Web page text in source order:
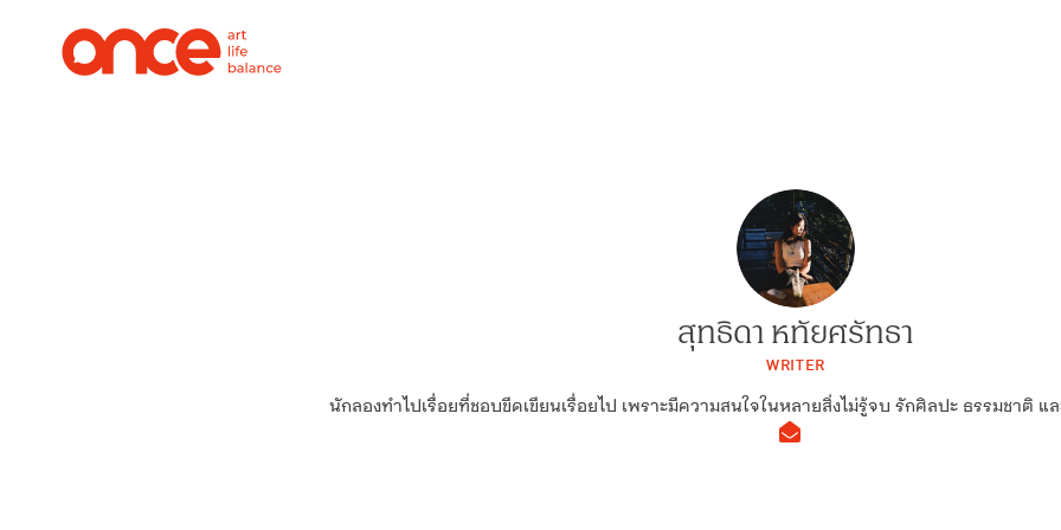
สุทธิดา หทัยศรัทธา
WRITER
นักลองทำไปเรื่อยที่ชอบขีดเขียนเรื่อยไป เพราะมีความสนใจในหลายสิ่งไม่รู้จบ รักศิลปะ ธรรมชาติ แ